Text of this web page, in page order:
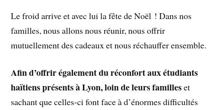
Le froid arrive et avec lui la fête de Noël ! Dans nos
familles, nous allons nous réunir, nous offrir
mutuellement des cadeaux et nous réchauffer ensemble.
Afin d’offrir également du réconfort aux étudiants
haïtiens présents à Lyon, loin de leurs familleset
sachant que celles-ci font face à d’énormes difficultés